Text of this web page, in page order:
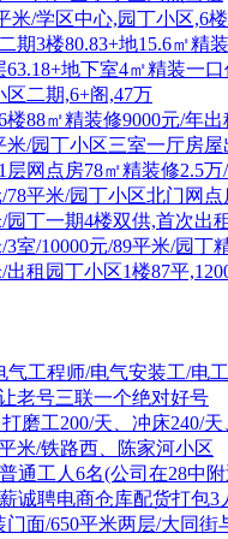
米/学区中心,园丁小区,6
期3楼80.83+地15.6㎡精
地下室4㎡精装一口
区二期,6+阁,47万
楼88㎡精装修9000元/年出
米/园丁小区三室一厅房屋
层网点房78㎡精装修2.5
/78平米/园丁小区北门网点
/园丁一期4楼双供,首次出
/3室/10000元/89平米/园
出租园丁小区1楼87平
气工程师/电气安装工/电
老号三联一个绝对好号
磨工200/天、冲床240/
米/铁路西、陈家河小区
通工人6名(公司在28中
诚聘电商仓库配货打包3
门面/650平米两层/大同